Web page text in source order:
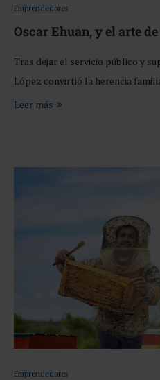
Emprendedores
Oscar Ehuan, y el arte
Tras dejar el servicio público y
López convirtió la herencia
Leer más
Emprendedores